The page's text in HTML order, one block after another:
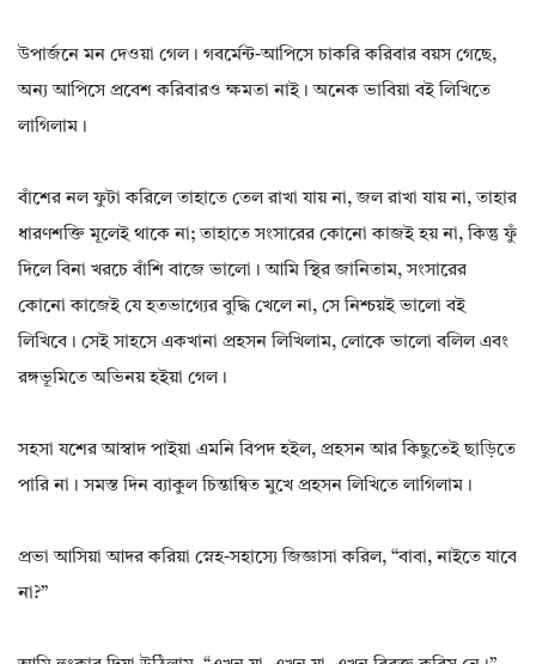
উপার্জনে মন দেওয়া গেল। গবর্মেন্ট-আপিসে চাকরি করিবার বয়স গেছে,
অন্য আপিসে প্রবেশ করিবারও ক্ষমতা নাই। অনেক ভাবিয়া বই লিখিতে
লাগিলাম।
বাঁশের নল ফুটা করিলে তাহাতে তেল রাখা যায় না, জল রাখা যায় না, তাহার
ধারণশক্তি মূলেই থাকে না; তাহাতে সংসারের কোনো কাজই হয় না, কিন্তু ফুঁ
দিলে বিনা খরচে বাঁশি বাজে ভালো। আমি স্থির জানিতাম, সংসারের
কোনো কাজেই যে হতভাগ্যের বুদ্ধি খেলে না, সে নিশ্চয়ই ভালো বই
লিখিবে। সেই সাহসে একখানা প্রহসন লিখিলাম, লোকে ভালো বলিল এবং
রঙ্গভূমিতে অভিনয় হইয়া গেল।
সহসা যশের আস্বাদ পাইয়া এমনি বিপদ হইল, প্রহসন আর কিছুতেই ছাড়িতে
পারি না। সমস্ত দিন ব্যাকুল চিন্তান্বিত মুখে প্রহসন লিখিতে লাগিলাম।
প্রভা আসিয়া আদর করিয়া স্নেহ-সহাস্যে জিজ্ঞাসা করিল, “বাবা, নাইতে যাবে
না?”